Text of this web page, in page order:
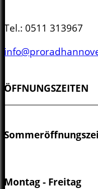
Tel.: 0511 313967
ÖFFNUNGSZEITEN
Montag - Freitag